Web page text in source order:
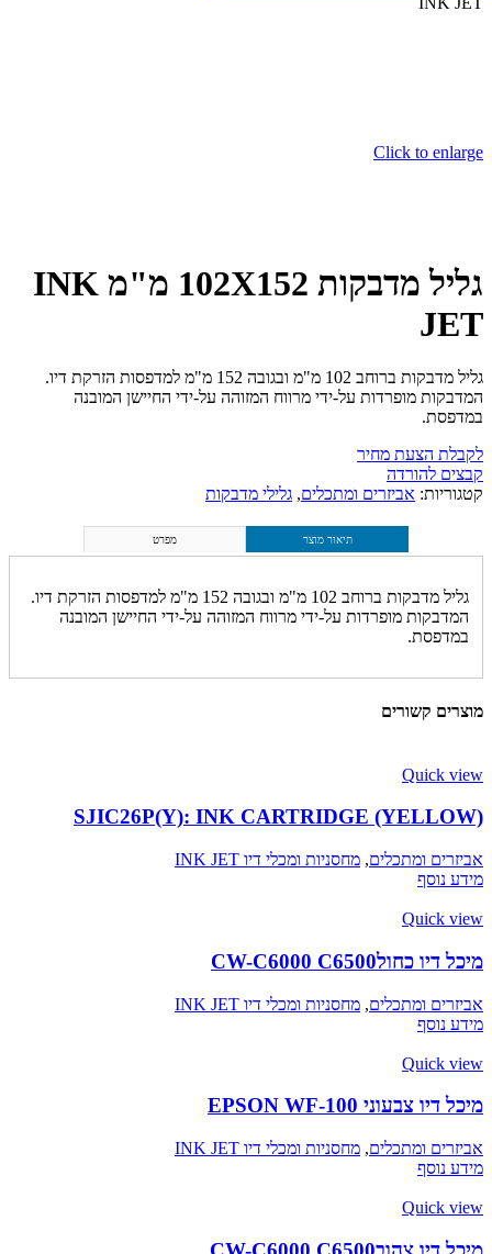
Click to enlarge
גליל מדבקות 102X152 מ"מ INK
JET
גליל מדבקות ברוחב 102 מ"מ ובגובה 152 מ"מ למדפסות הזרקת דיו.
המדבקות מופרדות על-ידי מרווח המזוהה על-ידי החיישן המובנה
במדפסת.
לקבלת הצעת מחיר
קבצים להורדה
קטגוריות: אביזרים ומתכלים, גלילי מדבקות
תיאור מוצר מפרט
גליל מדבקות ברוחב 102 מ"מ ובגובה 152 מ"מ למדפסות הזרקת דיו.
המדבקות מופרדות על-ידי מרווח המזוהה על-ידי החיישן המובנה
במדפסת.
מוצרים קשורים
Quick view
SJIC26P(Y): INK CARTRIDGE (YELLOW)
אביזרים ומתכלים, מחסניות ומכלי דיו INK JET
מידע נוסף
Quick view
מיכל דיו כחולCW-C6000 C6500
אביזרים ומתכלים, מחסניות ומכלי דיו INK JET
מידע נוסף
Quick view
מיכל דיו צבעוני EPSON WF-100
אביזרים ומתכלים, מחסניות ומכלי דיו INK JET
מידע נוסף
Quick view